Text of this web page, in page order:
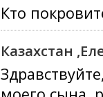
Кто
Казахстан